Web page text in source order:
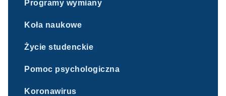
Programy wymiany
Koła naukowe
Życie studenckie
Pomoc psychologiczna
Koronawirus